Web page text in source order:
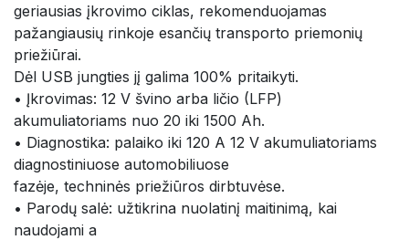
geriausias įkrovimo ciklas, rekomenduojamas
pažangiausių rinkoje esančių transporto priemonių
priežiūrai.
Dėl USB jungties jį galima 100% pritaikyti.
• Įkrovimas: 12 V švino arba ličio (LFP)
akumuliatoriams nuo 20 iki 1500 Ah.
• Diagnostika: palaiko iki 120 A 12 V akumuliatoriams
diagnostiniuose automobiliuose
fazėje, techninės priežiūros dirbtuvėse.
• Parodų salė: užtikrina nuolatinį maitinimą, kai
naudojami a